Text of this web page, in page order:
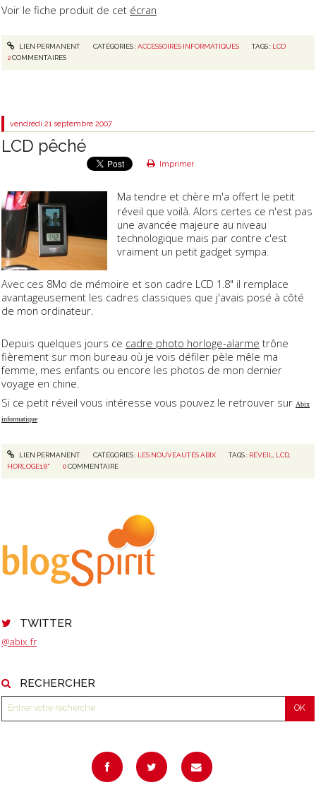
TWITTER
@abix_fr
RECHERCHER
Voir le fiche produit de cet écran
LIEN PERMANENT CATÉGORIES :ACCESSOIRES INFORMATIQUES TAGS : LCD
2COMMENTAIRES
vendredi 21 septembre 2007
LCD pêché
Imprimer
Ma tendre et chère m'a offert le petit
réveil que voilà. Alors certes ce n'est pas
une avancée majeure au niveau
technologique mais par contre c'est
vraiment un petit gadget sympa.
Avec ces 8Mo de mémoire et son cadre LCD 1.8" il remplace
avantageusement les cadres classiques que j'avais posé à côté
de mon ordinateur.
Depuis quelques jours ce cadre photo horloge-alarme trône
fièrement sur mon bureau où je vois défiler pèle mêle ma
femme, mes enfants ou encore les photos de mon dernier
voyage en chine.
Si ce petit réveil vous intéresse vous pouvez le retrouver sur Abix
informatique
LIEN PERMANENT CATÉGORIES : LES NOUVEAUTÉS ABIX TAGS : RÉVEIL, LCD,
HORLOGE1.8"
0 COMMENTAIRE